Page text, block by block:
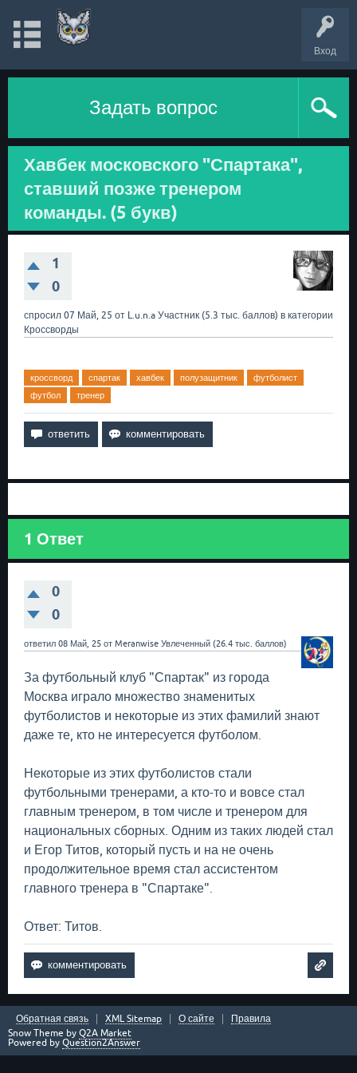
Вход
Задать вопрос
Хавбек московского "Спартака",
ставший позже тренером
команды. (5 букв)
1
0
спросил 07 Май, 25 от L.u.n.a Участник (5.3 тыс. баллов) в категории
Кроссворды
кроссворд спартак хавбек полузащитник
футболист
футбол
тренер
1 Ответ
0
0
ответил 08 Май, 25 от Meranwise Увлеченный (26.4 тыс. баллов)
За футбольный клуб "Спартак" из города
Москва играло множество знаменитых
футболистов и некоторые из этих фамилий знают
даже те, кто не интересуется футболом.
Некоторые из этих футболистов стали
футбольными тренерами, а кто-то и вовсе стал
главным тренером, в том числе и тренером для
национальных сборных. Одним из таких людей стал
и Егор Титов, который пусть и на не очень
продолжительное время стал ассистентом
главного тренера в "Спартаке".
Ответ: Титов.
Обратная связь XML Sitemap О сайте
Правила
Snow Theme by Q2A Market
Powered by Question2Answer